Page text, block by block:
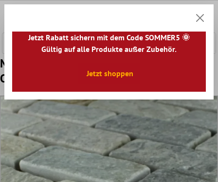
Muster Quarzit Naturstein Mosaikfliesen
Odessa Beige Grau 29x71mm
Jetzt Rabatt sichern mit dem Code SOMMER5 🌞
Gültig auf alle Produkte außer Zubehör.
Jetzt shoppen